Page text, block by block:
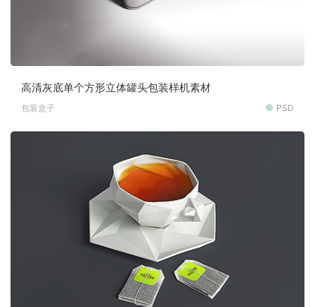
高清灰底单个方形立体罐头包装样机素材
包装盒子 PSD